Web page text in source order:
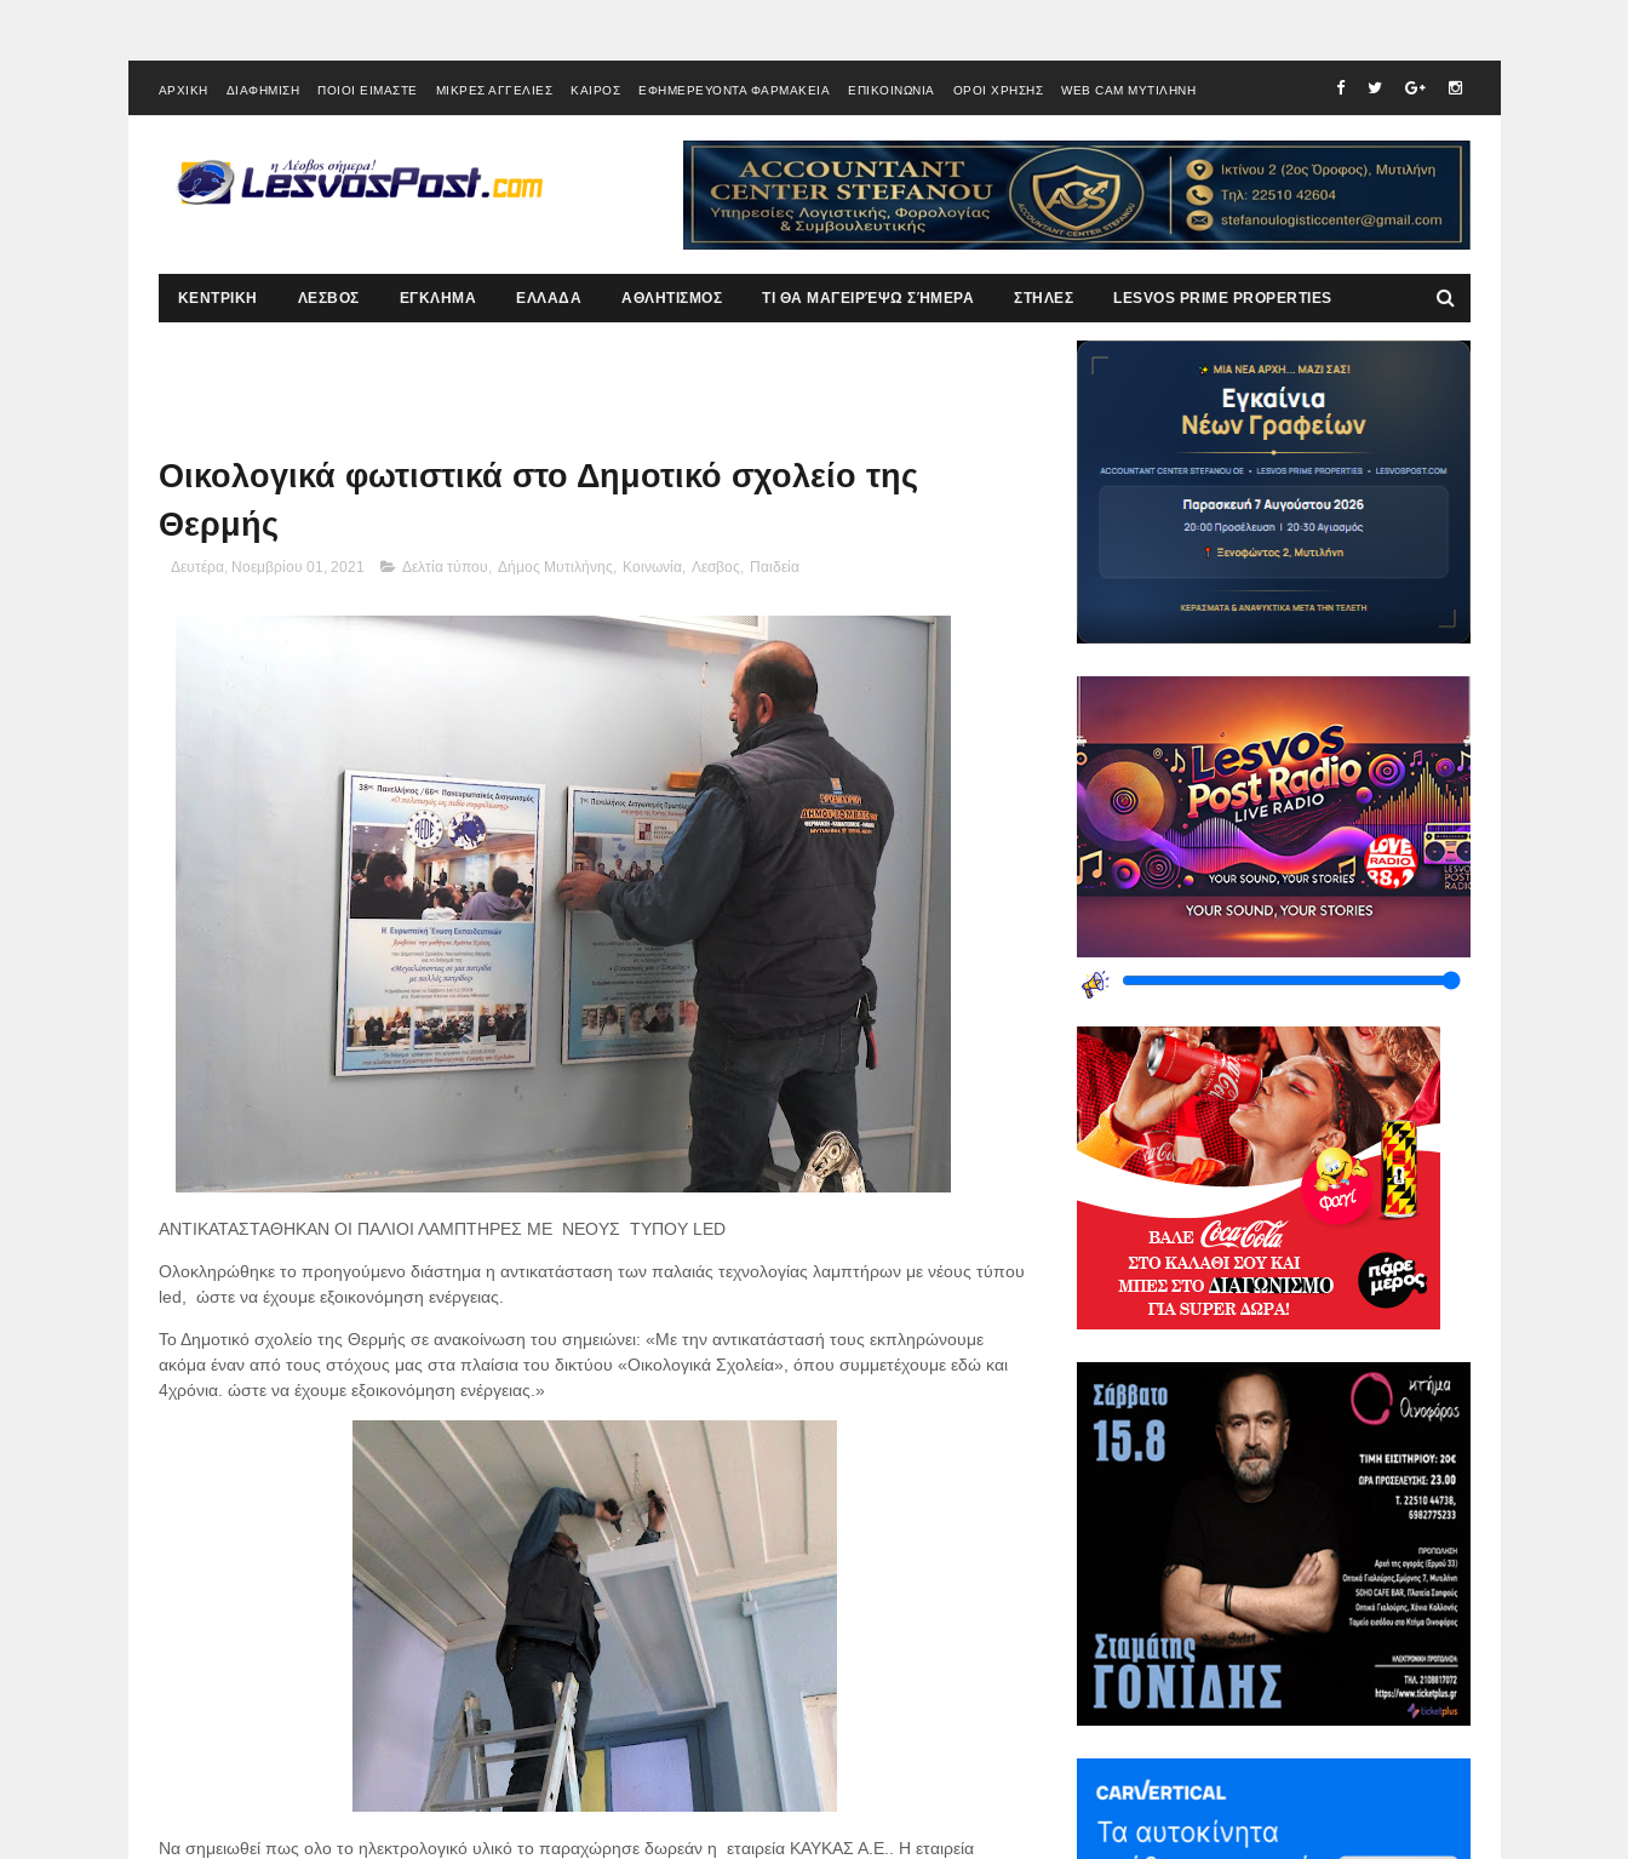
ΑΡΧΙΚΗ ΔΙΑΦΗΜΙΣΗ ΠΟΙΟΙ ΕΙΜΑΣΤΕ ΜΙΚΡΕΣ ΑΓΓΕΛΙΕΣ ΚΑΙΡΟΣ ΕΦΗΜΕΡΕΥΟΝΤΑ ΦΑΡΜΑΚΕΙΑ ΕΠΙΚΟΙΝΩΝΙΑ ΟΡΟΙ ΧΡΗΣΗΣ WEB CAM ΜΥΤΙΛΗΝΗ
ΚΕΝΤΡΙΚΗ ΛΕΣΒΟΣ ΕΓΚΛΗΜΑ ΕΛΛΑΔΑ ΑΘΛΗΤΙΣΜΟΣ ΤΙ ΘΑ ΜΑΓΕΙΡΈΨΩ ΣΉΜΕΡΑ ΣΤΗΛΕΣ LESVOS PRIME PROPERTIES
Οικολογικά φωτιστικά στο Δημοτικό σχολείο της
Θερμής
Δευτέρα, Νοεμβρίου 01, 2021 Δελτία τύπου, Δήμος Μυτιλήνης, Κοινωνία, Λεσβος, Παιδεία
ΑΝΤΙΚΑΤΑΣΤΑΘΗΚΑΝ ΟΙ ΠΑΛΙΟΙ ΛΑΜΠΤΗΡΕΣ ΜΕ ΝΕΟΥΣ ΤΥΠΟΥ LED
Ολοκληρώθηκε το προηγούμενο διάστημα η αντικατάσταση των παλαιάς τεχνολογίας λαμπτήρων με νέους τύπου
led,
ώστε να έχουμε εξοικονόμηση ενέργειας.
Το Δημοτικό σχολείο της Θερμής σε ανακοίνωση του σημειώνει: «Με την αντικατάστασή τους εκπληρώνουμε
ακόμα έναν από τους στόχους μας στα πλαίσια του δικτύου «Οικολογικά Σχολεία», όπου συμμετέχουμε εδώ και
4χρόνια. ώστε να έχουμε εξοικονόμηση ενέργειας.»
Να σημειωθεί πως ολο το ηλεκτρολογικό υλικό το παραχώρησε δωρεάν η εταιρεία ΚΑΥΚΑΣ Α.Ε.. Η εταιρεία